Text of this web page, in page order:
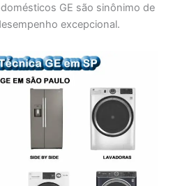
GE são sinônimo de
excepcional.